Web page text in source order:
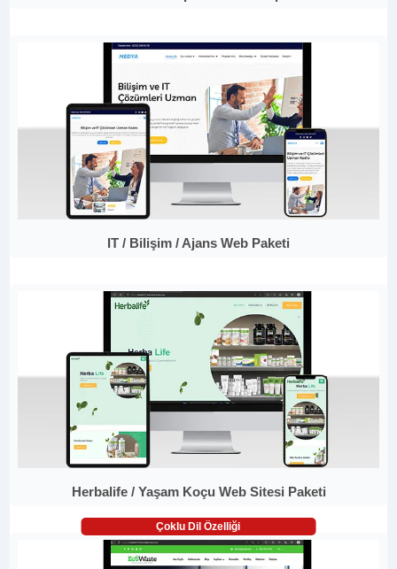
IT / Bilişim / Ajans Web Paketi
Herbalife / Yaşam Koçu Web Sitesi Paketi
Çoklu Dil Özelliği